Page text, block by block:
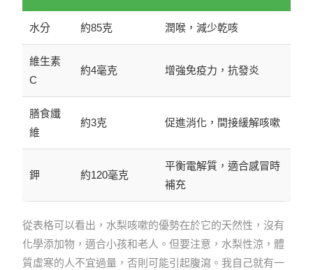
水分 約85克 潤喉，減少乾咳
維生素
C
約4毫克 增強免疫力，抗發炎
膳食纖
維
約3克 促進消化，間接緩解咳嗽
鉀 約120毫克
平衡電解質，適合感冒時
補充
從表格可以看出，水梨咳嗽的優勢在於它的天然性，沒有
化學添加物，適合小孩和老人。但要注意，水梨性涼，體
質虛寒的人不宜過量，否則可能引起腹瀉。我自己就有一